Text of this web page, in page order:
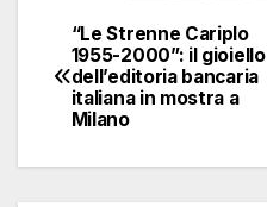
Navigazione
articoli
“Le Strenne Cariplo
1955-2000”: il gioiello
dell’editoria bancaria
italiana in mostra a
Milano